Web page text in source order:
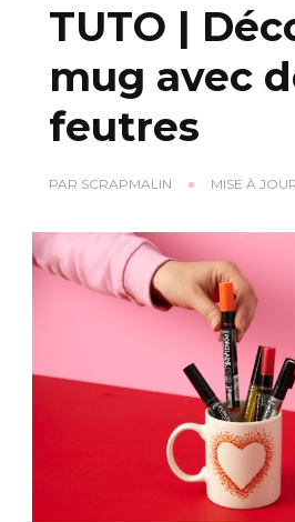
TUTO |
mug avec
feutres
PAR SCRAPMALIN MISE À